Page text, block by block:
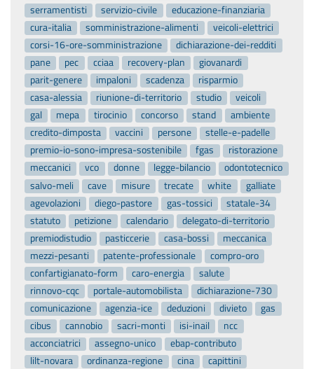
serramentisti
servizio-civile
educazione-finanziaria
cura-italia
somministrazione-alimenti
veicoli-elettrici
corsi-16-ore-somministrazione
dichiarazione-dei-redditi
pane
pec cciaa recovery-plan
giovanardi
parit-genere
impaloni scadenza
risparmio
casa-alessia
riunione-di-territorio studio
veicoli
gal
mepa tirocinio concorso stand
ambiente
credito-dimposta
vaccini persone
stelle-e-padelle
premio-io-sono-impresa-sostenibile
fgas
ristorazione
meccanici
vco donne legge-bilancio
odontotecnico
salvo-meli
cave misure trecate white
galliate
agevolazioni
diego-pastore gas-tossici
statale-34
statuto
petizione calendario
delegato-di-territorio
premiodistudio
pasticcerie casa-bossi
meccanica
mezzi-pesanti
patente-professionale
compro-oro
confartigianato-form
caro-energia
salute
rinnovo-cqc
portale-automobilista
dichiarazione-730
comunicazione
agenzia-ice deduzioni divieto
gas
cibus
cannobio sacri-monti isi-inail
ncc
acconciatrici
assegno-unico
ebap-contributo
lilt-novara
ordinanza-regione cina
capittini